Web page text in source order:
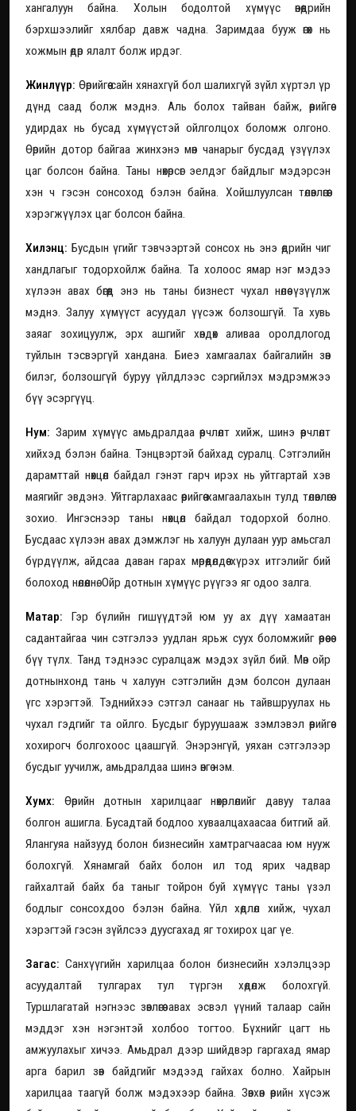
хангалуун байна. Холын бодолтой хүмүүс өнөөдрийн
бэрхшээлийг хялбар давж чадна. Заримдаа бууж өгөх нь
хожмын өдөр ялалт болж ирдэг.
Жинлүүр: Өөрийгөө сайн хянахгүй бол шалихгүй зүйл хүртэл үр
дүнд саад болж мэднэ. Аль болох тайван байж, өөрийгөө
удирдах нь бусад хүмүүстэй ойлголцох боломж олгоно.
Өөрийн дотор байгаа жинхэнэ мөн чанарыг бусдад үзүүлэх
цаг болсон байна. Таны нөхөрсөг эелдэг байдлыг мэдэрсэн
хэн ч гэсэн сонсоход бэлэн байна. Хойшлуулсан төлөвлөгөөг
хэрэгжүүлэх цаг болсон байна.
Хилэнц:Бусдын үгийг тэвчээртэй сонсох нь энэ өдрийн чиг
хандлагыг тодорхойлж байна. Та холоос ямар нэг мэдээ
хүлээн авах бөгөөд энэ нь таны бизнест чухал нөлөө үзүүлж
мэднэ. Залуу хүмүүст асуудал үүсэж болзошгүй. Та хувь
заяаг зохицуулж, эрх ашгийг хөндөх аливаа оролдлогод
туйлын тэсвэргүй хандана. Биеэ хамгаалах байгалийн зөн
билэг, болзошгүй буруу үйлдлээс сэргийлэх мэдрэмжээ
бүү эсэргүүц.
Нум: Зарим хүмүүс амьдралдаа өөрчлөлт хийж, шинэ өөрчлөлт
хийхэд бэлэн байна. Тэнцвэртэй байхад суралц. Сэтгэлийн
дарамттай нөхцөл байдал гэнэт гарч ирэх нь уйтгартай хэв
маягийг эвдэнэ. Уйтгарлахаас өөрийгөө хамгаалахын тулд төлөвлөгөө
зохио. Ингэснээр таны нөхцөл байдал тодорхой болно.
Бусдаас хүлээн авах дэмжлэг нь халуун дулаан уур амьсгал
бүрдүүлж, айдсаа даван гарах мөрөөдөлдөө хүрэх итгэлийг бий
болоход нөлөөлнө. Ойр дотнын хүмүүс рүүгээ яг одоо залга.
Матар: Гэр бүлийн гишүүдтэй юм уу ах дүү хамаатан
садантайгаа чин сэтгэлээ уудлан ярьж суух боломжийг өөрөөсөө
бүү түлх. Танд тэднээс суралцаж мэдэх зүйл бий. Мөн ойр
дотнынхонд тань ч халуун сэтгэлийн дэм болсон дулаан
үгс хэрэгтэй. Тэднийхээ сэтгэл санааг нь тайвшруулах нь
чухал гэдгийг та ойлго. Бусдыг буруушааж зэмлэвэл өөрийгөө
хохирогч болгохоос цаашгүй. Энэрэнгүй, уяхан сэтгэлээр
бусдыг уучилж, амьдралдаа шинэ өнгө нэм.
Хумх: Өөрийн дотнын харилцааг нөхөрлөлийг давуу талаа
болгон ашигла. Бусадтай бодлоо хуваалцахаасаа битгий ай.
Ялангуяа найзууд болон бизнесийн хамтрагчаасаа юм нууж
болохгүй. Хянамгай байх болон ил тод ярих чадвар
гайхалтай байх ба таныг тойрон буй хүмүүс таны үзэл
бодлыг сонсохдоо бэлэн байна. Үйл хөдлөл хийж, чухал
хэрэгтэй гэсэн зүйлсээ дуусгахад яг тохирох цаг үе.
Загас: Санхүүгийн харилцаа болон бизнесийн хэлэлцээр
асуудалтай тулгарах тул түргэн хөдөлж болохгүй.
Туршлагатай нэгнээс зөвлөгөө авах эсвэл үүний талаар сайн
мэддэг хэн нэгэнтэй холбоо тогтоо. Бүхнийг цагт нь
амжуулахыг хичээ. Амьдрал дээр шийдвэр гаргахад ямар
арга барил зөв байдгийг мэдээд гайхах болно. Хайрын
харилцаа таагүй болж мэдэхээр байна. Зөвхөн өөрийн хүсэж